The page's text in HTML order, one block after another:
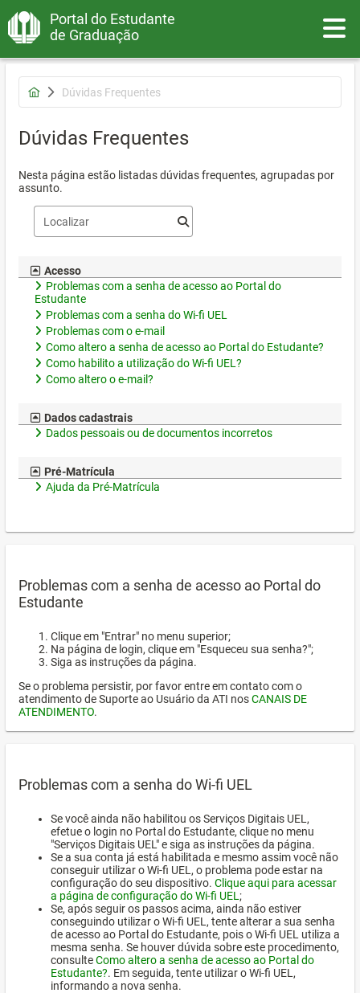
Portal do Estudante
de Graduação
Dúvidas Frequentes
Dúvidas Frequentes
Nesta página estão listadas dúvidas frequentes, agrupadas por
assunto.
Acesso
Problemas com a senha de acesso ao Portal do
Estudante
Problemas com a senha do Wi-fi UEL
Problemas com o e-mail
Como altero a senha de acesso ao Portal do Estudante?
Como habilito a utilização do Wi-fi UEL?
Como altero o e-mail?
Dados cadastrais
Dados pessoais ou de documentos incorretos
Pré-Matrícula
Ajuda da Pré-Matrícula
Problemas com a senha de acesso ao Portal do
Estudante
Clique em "Entrar" no menu superior;
Na página de login, clique em "Esqueceu sua senha?";
Siga as instruções da página.
Se o problema persistir, por favor entre em contato com o
atendimento de Suporte ao Usuário da ATI nosCANAIS DE
ATENDIMENTO.
Problemas com a senha do Wi-fi UEL
Se você ainda não habilitou os Serviços Digitais UEL,
efetue o login no Portal do Estudante, clique no menu
"Serviços Digitais UEL" e siga as instruções da página.
Se a sua conta já está habilitada e mesmo assim você não
conseguir utilizar o Wi-fi UEL, o problema pode estar na
configuração do seu dispositivo. Clique aqui para acessar
a página de configuração do Wi-fi UEL ;
Se, após seguir os passos acima, ainda não estiver
conseguindo utilizar o Wi-fi UEL, tente alterar a sua senha
de acesso ao Portal do Estudante, pois o Wi-fi UEL utiliza a
mesma senha. Se houver dúvida sobre este procedimento,
consulteComo altero a senha de acesso ao Portal do
Estudante?. Em seguida, tente utilizar o Wi-fi UEL,
informando a nova senha.